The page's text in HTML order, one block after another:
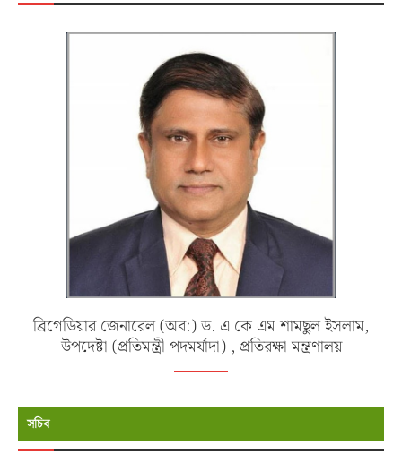
ব্রিগেডিয়ার জেনারেল (অব:) ড. এ কে এম শামছুল ইসলাম,
উপদেষ্টা (প্রতিমন্ত্রী পদমর্যাদা) , প্রতিরক্ষা মন্ত্রণালয়
সচিব